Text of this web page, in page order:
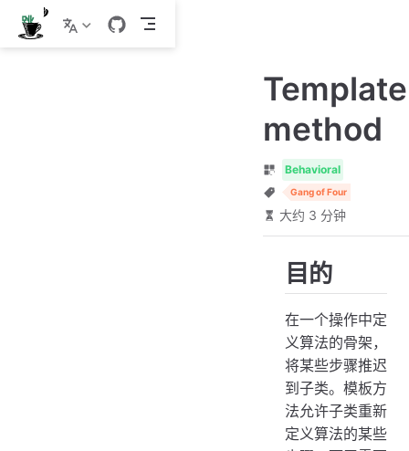
跳
至
Template
method
Behavioral
Gang of Four
大约 3 分钟
目的
在一个操作中定
义算法的骨架，
将某些步骤推迟
到子类。模板方
法允许子类重新
定义算法的某些